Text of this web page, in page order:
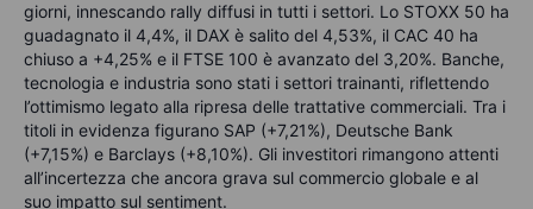
giorni, innescando rally diffusi in tutti i settori. Lo STOXX 50 ha
guadagnato il 4,4%, il DAX è salito del 4,53%, il CAC 40 ha
chiuso a +4,25% e il FTSE 100 è avanzato del 3,20%. Banche,
tecnologia e industria sono stati i settori trainanti, riflettendo
l’ottimismo legato alla ripresa delle trattative commerciali. Tra i
titoli in evidenza figurano SAP (+7,21%), Deutsche Bank
(+7,15%) e Barclays (+8,10%). Gli investitori rimangono attenti
all’incertezza che ancora grava sul commercio globale e al
suo impatto sul sentiment.